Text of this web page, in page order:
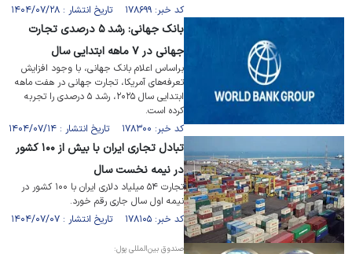
کد خبر: ۱۷۸۶۹۹ تاریخ انتشار : ۱۴۰۴/۰۷/۲۸
بانک جهانی: رشد ۵ درصدی تجارت
جهانی در ۷ ماهه ابتدایی سال
براساس اعلام بانک جهانی، با وجود افزایش
تعرفه‌های آمریکا، تجارت جهانی در هفت ماهه
ابتدایی سال ۲۰۲۵، رشد ۵ درصدی را تجربه
کرده است.
کد خبر: ۱۷۸۳۰۰ تاریخ انتشار : ۱۴۰۴/۰۷/۱۴
تبادل تجاری ایران با بیش از ۱۰۰ کشور
در نیمه نخست سال
تجارت ۵۴ میلیاد دلاری ایران با ۱۰۰ کشور در
نیمه اول سال جاری رقم خورد.
کد خبر: ۱۷۸۱۰۵ تاریخ انتشار : ۱۴۰۴/۰۷/۰۷
صندوق بین‌المللی پول: